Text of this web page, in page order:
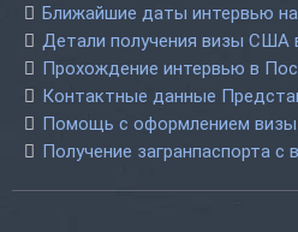
Ближайшие даты интервью на
Детали получения визы США
Прохождение интервью в
Контактные данные
Помощь с оформлением
Получение загранпаспорта